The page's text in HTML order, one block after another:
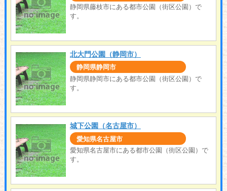
静岡県藤枝市にある都市公園（街区公園）で
す。
北大門公園（静岡市）
静岡県静岡市
静岡県静岡市にある都市公園（街区公園）で
す。
城下公園（名古屋市）
愛知県名古屋市
愛知県名古屋市にある都市公園（街区公園）で
す。